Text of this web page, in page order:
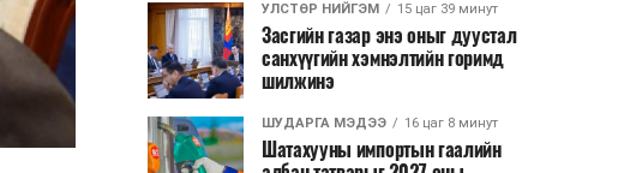
УЛСТӨР НИЙГЭМ 15 цаг 39 минут
Засгийн газар энэ оныг дуустал
санхүүгийн хэмнэлтийн горимд
шилжинэ
ШУДАРГА МЭДЭЭ 16 цаг 8 минут
Шатахууны импортын гаалийн